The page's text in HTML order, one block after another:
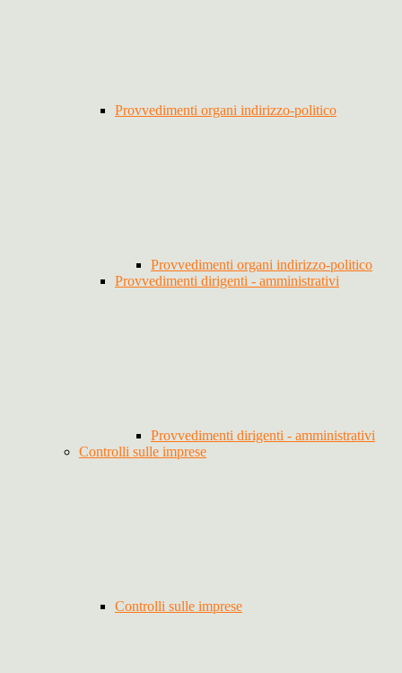
Provvedimenti organi indirizzo-politico
Provvedimenti organi indirizzo-politico
Provvedimenti dirigenti - amministrativi
Provvedimenti dirigenti - amministrativi
Controlli sulle imprese
Controlli sulle imprese